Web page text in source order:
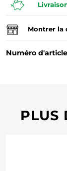
Montrer la
Numéro
PLUS